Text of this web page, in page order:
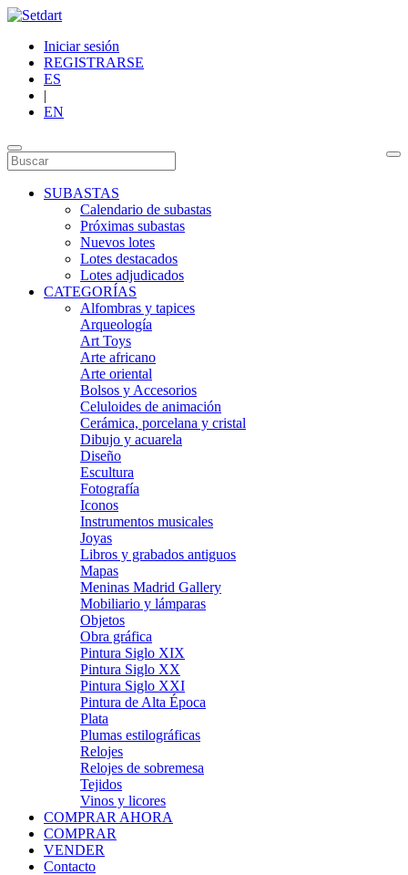
Iniciar sesión
REGISTRARSE
ES
|
EN
SUBASTAS
Calendario de subastas
Próximas subastas
Nuevos lotes
Lotes destacados
Lotes adjudicados
CATEGORÍAS
Alfombras y tapices
Arqueología
Art Toys
Arte africano
Arte oriental
Bolsos y Accesorios
Celuloides de animación
Cerámica, porcelana y cristal
Dibujo y acuarela
Diseño
Escultura
Fotografía
Iconos
Instrumentos musicales
Joyas
Libros y grabados antiguos
Mapas
Meninas Madrid Gallery
Mobiliario y lámparas
Objetos
Obra gráfica
Pintura Siglo XIX
Pintura Siglo XX
Pintura Siglo XXI
Pintura de Alta Época
Plata
Plumas estilográficas
Relojes
Relojes de sobremesa
Tejidos
Vinos y licores
COMPRAR AHORA
COMPRAR
VENDER
Contacto